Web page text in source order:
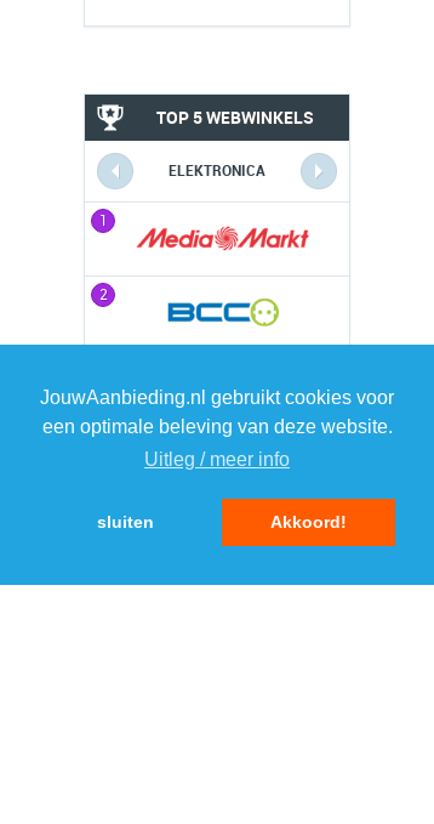
JouwAanbieding.nl gebruikt cookies voor
een optimale beleving van deze website.
Uitleg / meer info
sluiten Akkoord!
TOP 5 WEBWINKELS
ELEKTRONICA
1
2